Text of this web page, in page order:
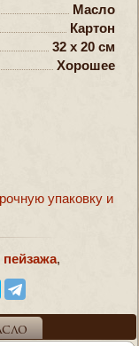
Масло
Картон
32 x 20 см
Хорошее
упаковку и
,